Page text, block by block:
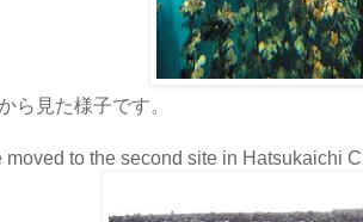
ら見た様子です。
moved to the second site in Hatsukaichi